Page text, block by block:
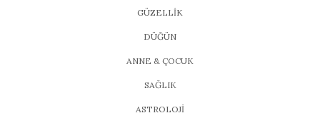
GÜZELLİK
DÜĞÜN
ANNE & ÇOCUK
SAĞLIK
ASTROLOJİ